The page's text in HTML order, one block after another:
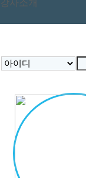
강사소개